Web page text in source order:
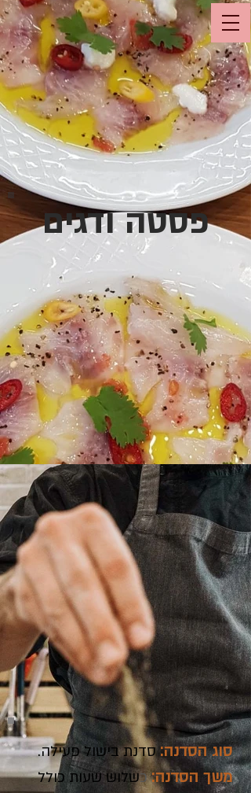
פסטה ודגים
סוג הסדנה: סדנת בישול פעילה.
משך הסדנה: כשלוש שעות כולל